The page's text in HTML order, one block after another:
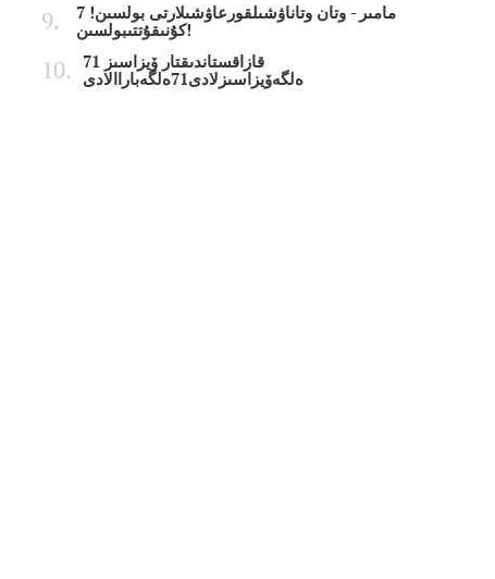
7 مامىر - وتان وتاناۋشىلقورعاۋشىلارتى بولسىن!
كۇنىقۇتتىبولسىن!
قازاقستاندىقتار ۆيزاسىز 71
ەلگەۆيزاسىزلادى71ەلگەباراالادى